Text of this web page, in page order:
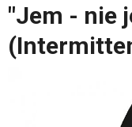
"Jem - nie